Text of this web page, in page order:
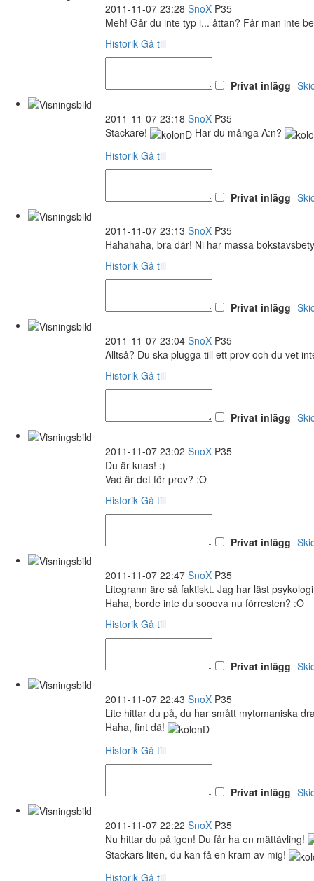
2011-11-07 23:28 SnoX P35
Meh! Går du inte typ i... åttan? Får man inte
Historik Gå till
Privat inlägg
2011-11-07 23:18 SnoX P35
Stackare!
Har du många A:n?
Historik Gå till
Privat inlägg
2011-11-07 23:13 SnoX P35
Hahahaha, bra där! Ni har massa
Historik Gå till
Privat inlägg
2011-11-07 23:04 SnoX P35
Alltså? Du ska plugga till ett prov och du vet
Historik Gå till
Privat inlägg
2011-11-07 23:02 SnoX P35
Du är knas! :)
Vad är det för prov? :O
Historik Gå till
Privat inlägg
2011-11-07 22:47 SnoX P35
Litegrann äre så faktiskt. Jag har läst
Haha, borde inte du sooova nu förresten? :O
Historik Gå till
Privat inlägg
2011-11-07 22:43 SnoX P35
Lite hittar du på, du har smått mytomaniska
Haha, fint dä!
Historik Gå till
Privat inlägg
2011-11-07 22:22 SnoX P35
Nu hittar du på igen! Du får ha en mättävling!
Stackars liten, du kan få en kram av mig!
Historik Gå till